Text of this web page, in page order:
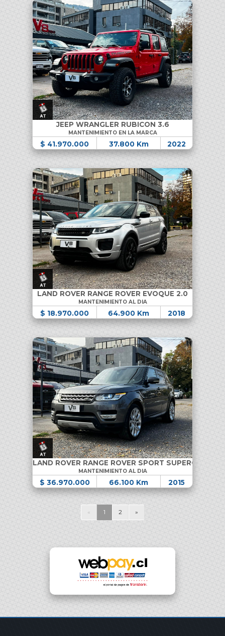
JEEP WRANGLER RUBICON 3.6
MANTENIMIENTO EN LA MARCA
$ 41.970.000 37.800 Km 2022
LAND ROVER RANGE ROVER EVOQUE 2.0
MANTENIMIENTO AL DIA
$ 18.970.000 64.900 Km 2018
LAND ROVER RANGE ROVER SPORT
MANTENIMIENTO AL DIA
$ 36.970.000 66.100 Km 2015
« 1 2 »